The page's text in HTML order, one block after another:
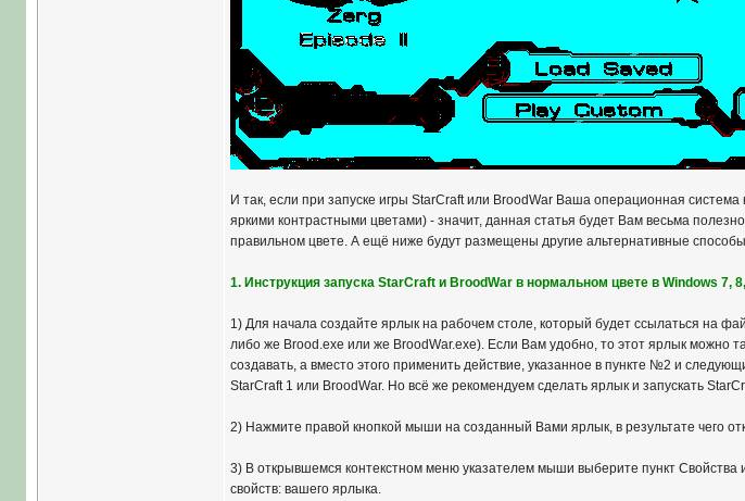
И так, если при запуске игры StarCraft или BroodWar Ваша операционная
яркими контрастными цветами) - значит, данная статья будет Вам весьма
правильном цвете. А ещё ниже будут размещены другие альтернативные
1. Инструкция запуска StarCraft и BroodWar в нормальном цвете в Windows 7,
1) Для начала создайте ярлык на рабочем столе, который будет ссылаться на
либо же Brood.exe или же BroodWar.exe). Если Вам удобно, то этот ярлык можно
создавать, а вместо этого применить действие, указанное в пункте №2 и
StarCraft 1 или BroodWar. Но всё же рекомендуем сделать ярлык и запускать
2) Нажмите правой кнопкой мыши на созданный Вами ярлык, в результате чего
3) В открывшемся контекстном меню указателем мыши выберите пункт
свойств: вашего ярлыка.